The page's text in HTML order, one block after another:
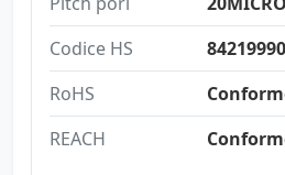
Codice HS
84219990
RoHS
REACH